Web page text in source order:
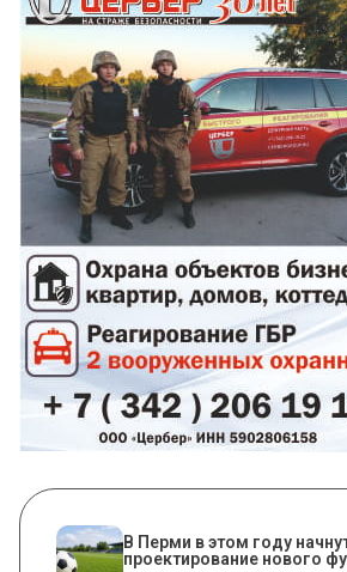
В Перми в этом году
проектирование нового